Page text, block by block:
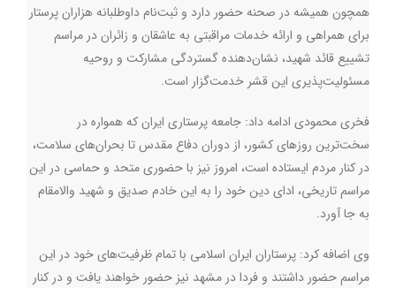
همچون همیشه در صحنه حضور دارد و ثبت‌نام داوطلبانه هزاران پرستار
برای همراهی و ارائه خدمات مراقبتی به عاشقان و زائران در مراسم
تشییع قائد شهید، نشان‌دهنده گستردگی مشارکت و روحیه
مسئولیت‌پذیری این قشر خدمت‌گزار است.
فخری محمودی ادامه داد: جامعه پرستاری ایران که همواره در
سخت‌ترین روزهای کشور، از دوران دفاع مقدس تا بحران‌های سلامت،
در کنار مردم ایستاده است، امروز نیز با حضوری متحد و حماسی در این
مراسم تاریخی، ادای دین خود را به این خادم صدیق و شهید والامقام
به جا آورد.
وی اضافه کرد: پرستاران ایران اسلامی با تمام ظرفیت‌های خود در این
مراسم حضور داشتند و فردا در مشهد نیز حضور خواهند یافت و در کنار